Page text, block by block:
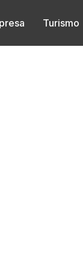
Turismo